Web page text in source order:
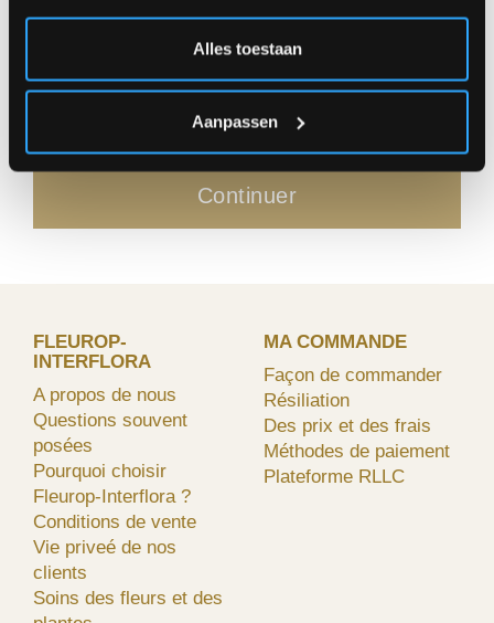
Alles toestaan
Aanpassen
|
|
Continuer
FLEUROP-
INTERFLORA
A propos de nous
Questions souvent
posées
Pourquoi choisir
Fleurop-Interflora ?
Conditions de vente
Vie priveé de nos
clients
Soins des fleurs et des
MA COMMANDE
Façon de commander
Résiliation
Des prix et des frais
Méthodes de paiement
Plateforme RLLC